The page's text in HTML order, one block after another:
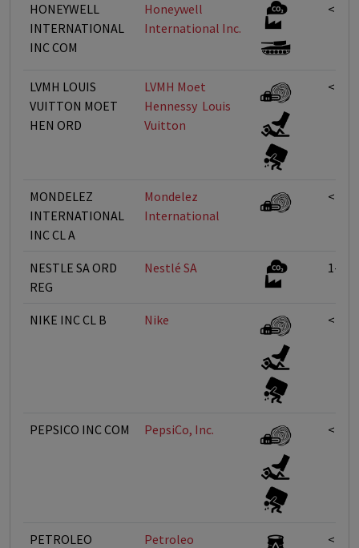
HONEYWELL
INTERNATIONAL
INC COM
Honeywell
International Inc.
<1%
LVMH LOUIS
VUITTON MOET
HEN ORD
LVMH Moet
Hennessy  Louis
Vuitton
<1%
MONDELEZ
INTERNATIONAL
INC CL A
Mondelez
International
<1%
NESTLE SA ORD
REG
Nestlé SA 1-5%
NIKE INC CL B Nike <1%
PEPSICO INC COM PepsiCo, Inc. <1%
PETROLEO
Petroleo
<1%